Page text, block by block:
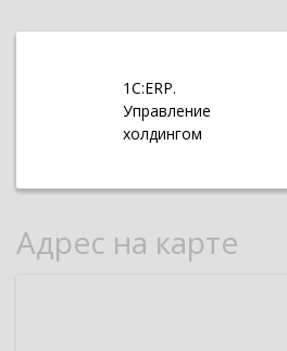
1С:ERP.
Управление
холдингом
Адрес на карте